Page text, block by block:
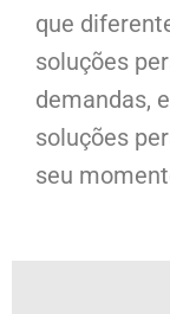
que
soluções
demandas,
soluções
seu